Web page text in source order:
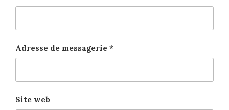
Adresse de messagerie *
Site web